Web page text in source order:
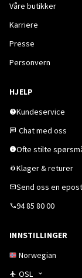
Våre butikker
Karriere
Presse
Personvern
HJELP
Kundeservice
Chat med oss
Ofte stilte
Klager & returer
Send oss en epost
94 85 80 00
INNSTILLINGER
Norwegian
OSL